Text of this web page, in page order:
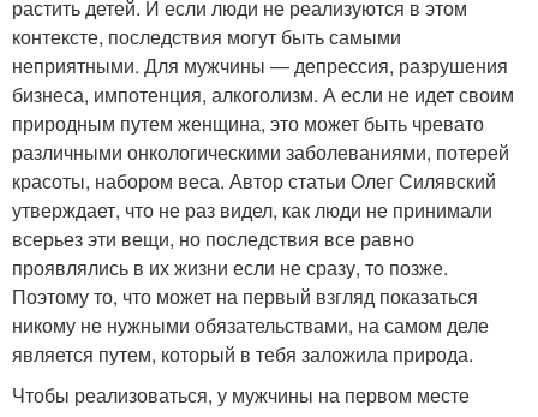
растить детей. И если люди не реализуются в этом
контексте, последствия могут быть самыми
неприятными. Для мужчины — депрессия, разрушения
бизнеса, импотенция, алкоголизм. А если не идет своим
природным путем женщина, это может быть чревато
различными онкологическими заболеваниями, потерей
красоты, набором веса. Автор статьи Олег Силявский
утверждает, что не раз видел, как люди не принимали
всерьез эти вещи, но последствия все равно
проявлялись в их жизни если не сразу, то позже.
Поэтому то, что может на первый взгляд показаться
никому не нужными обязательствами, на самом деле
является путем, который в тебя заложила природа.
Чтобы реализоваться, у мужчины на первом месте